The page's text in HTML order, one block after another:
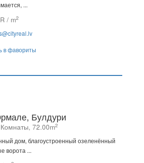
...
/ m2
в фавориты
Булдури
72.00m2
дом, благоустроенный озеленённый
ворота ...